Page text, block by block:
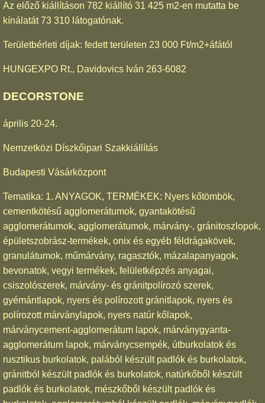
Az előző kiállításon 782 kiállító 31 425 m2-en mutatta be
kínálatát 73 310 látogatónak.
Területbérleti díjak: fedett területen 23 000 Ft/m2+áfától
HUNGEXPO Rt., Davidovics Iván 263-6082
DECORSTONE
április 20-24.
Nemzetközi Díszkőipari Szakkiállítás
Budapesti Vásárközpont
Tematika: 1. ANYAGOK, TERMÉKEK: Nyers kőtömbök,
cementkötésű agglomerátumok, gyantakötésű
agglomerátumok, agglomerátumok, márvány-, gránitoszlopok,
épületszobrász-termékek, onix és egyéb féldrágakövek,
granulátumok, műmárvány, ragasztók, mázalapanyagok,
bevonatok, vegyi termékek, felületképzés anyagai,
csiszolószerek, márvány- és gránitpolírozó szerek,
gyémántlapok, nyers és polírozott gránitlapok, nyers és
polírozott márványlapok, nyers natúr kőlapok,
márványcement-agglomerátum lapok, márványgyanta-
agglomerátum lapok, márványcsempék, útburkolatok és
rusztikus burkolatok, palából készült padlók és burkolatok,
gránitból készült padlók és burkolatok, natúrkőből készült
padlók és burkolatok, mészkőből készült padlók és